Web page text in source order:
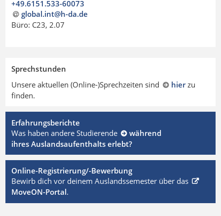
+49.6151.533-60073
global.int@h-da.de
Büro: C23, 2.07
Sprechstunden
Unsere aktuellen (Online-)Sprechzeiten sind
hierzu
finden.
Erfahrungsberichte
Was haben andere Studierende
während
ihres Auslandsaufenthalts erlebt?
Online-Registrierung/-Bewerbung
Bewirb dich vor deinem Auslandssemester über das
MoveON-Portal.